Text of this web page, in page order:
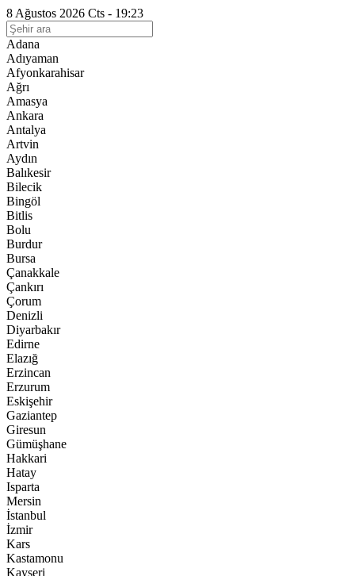
8 Ağustos 2026 Cts - 19:23
Adana
Adıyaman
Afyonkarahisar
Ağrı
Amasya
Ankara
Antalya
Artvin
Aydın
Balıkesir
Bilecik
Bingöl
Bitlis
Bolu
Burdur
Bursa
Çanakkale
Çankırı
Çorum
Denizli
Diyarbakır
Edirne
Elazığ
Erzincan
Erzurum
Eskişehir
Gaziantep
Giresun
Gümüşhane
Hakkari
Hatay
Isparta
Mersin
İstanbul
İzmir
Kars
Kastamonu
Kayseri